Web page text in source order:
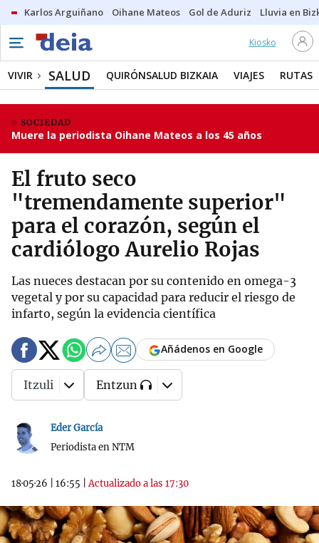
Karlos Arguiñano Oihane Mateos Gol de Aduriz Lluvia en
Kiosko
VIVIR SALUD QUIRÓNSALUD BIZKAIA VIAJES RUTAS
SOCIEDAD
Muere la periodista Oihane Mateos a los 45 años
El fruto seco
"tremendamente superior"
para el corazón, según el
cardiólogo Aurelio Rojas
Las nueces destacan por su contenido en omega-3
vegetal y por su capacidad para reducir el riesgo de
infarto, según la evidencia científica
Eder García
Periodista en NTM
18·05·26 16:55 |Actualizado a las 17:30
Añádenos en Google
Itzuli Entzun